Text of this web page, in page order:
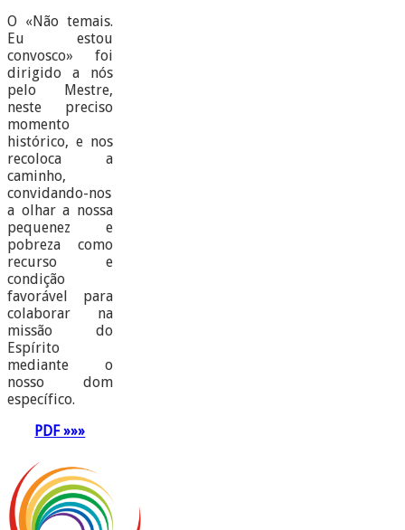
O «Não temais.
Eu estou
convosco» foi
dirigido a nós
pelo Mestre,
neste preciso
momento
histórico, e nos
recoloca a
caminho,
convidando-nos
a olhar a nossa
pequenez e
pobreza como
recurso e
condição
favorável para
colaborar na
missão do
Espírito
mediante o
nosso dom
específico.
PDF »»»